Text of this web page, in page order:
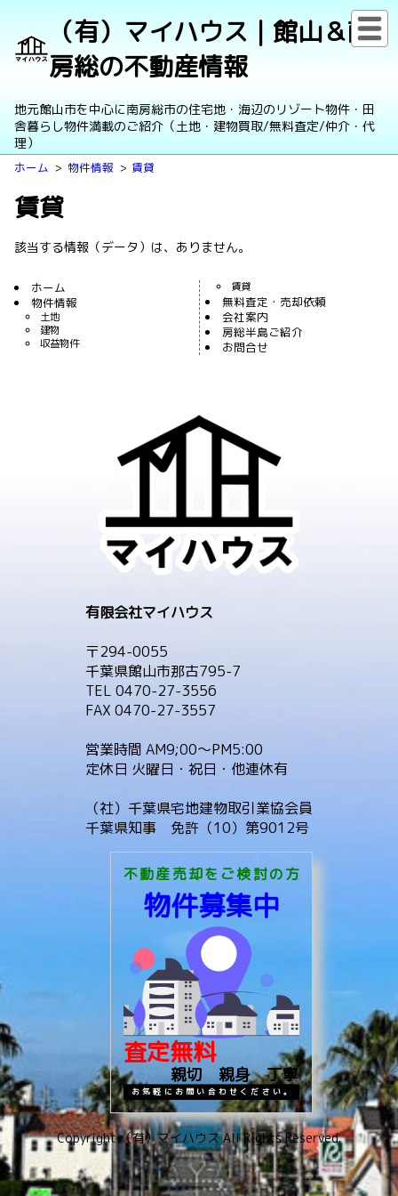
（有）マイハウス｜館山＆南
房総の不動産情報
地元館山市を中心に南房総市の住宅地・海辺のリゾート物件・田
舎暮らし物件満載のご紹介（土地・建物買取/無料査定/仲介・代
理）
ホーム 物件情報 賃貸
賃貸
該当する情報（データ）は、ありません。
ホーム
物件情報
土地
建物
収益物件
賃貸
無料査定・売却依頼
会社案内
房総半島ご紹介
お問合せ
有限会社マイハウス
〒294-0055
千葉県館山市那古795-7
TEL 0470-27-3556
FAX 0470-27-3557
営業時間 AM9;00～PM5:00
定休日 火曜日・祝日・他連休有
（社）千葉県宅地建物取引業協会員
千葉県知事 免許（10）第9012号
不動産売却をご検討の方
物件募集中
査定無料
親切 親身 丁寧
お気軽にお問い合わせください。
Copyright （有）マイハウス All Rights Reserved.